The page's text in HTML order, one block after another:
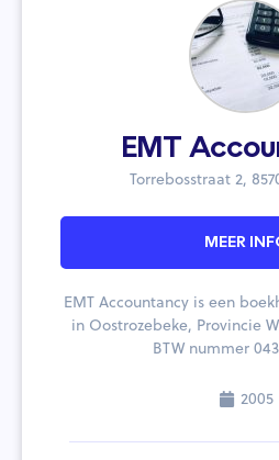
EMT
Torrebosstraat 2,
MEER
EMT Accountancy is een
in Oostrozebeke, Provincie
BTW nummer
2005